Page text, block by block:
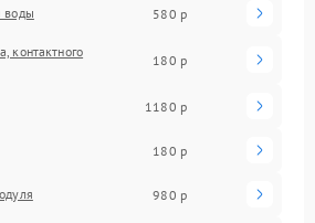
воды 580 р
контактного
180 р
1180 р
180 р
980 р